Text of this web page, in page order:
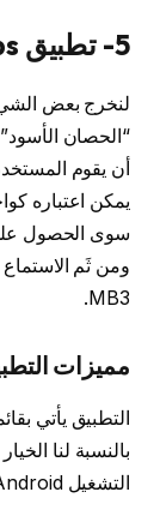
5- تطبيق LuckTube – Musi Snap Apps
لنخرج بعض
“الحصان
أن يقوم
يمكن اعتباره
ومن ثَم
MB3.
مميزات
التطبيق يأتي
بالنسبة لنا
التشغيل Android، وتتمثل مميزات التطبيق في الآتي: